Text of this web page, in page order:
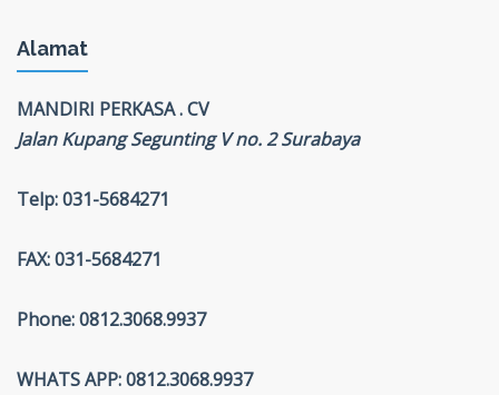
Alamat
MANDIRI PERKASA . CV
Jalan Kupang Segunting V no. 2 Surabaya
Telp: 031-5684271
FAX: 031-5684271
Phone: 0812.3068.9937
WHATS APP: 0812.3068.9937